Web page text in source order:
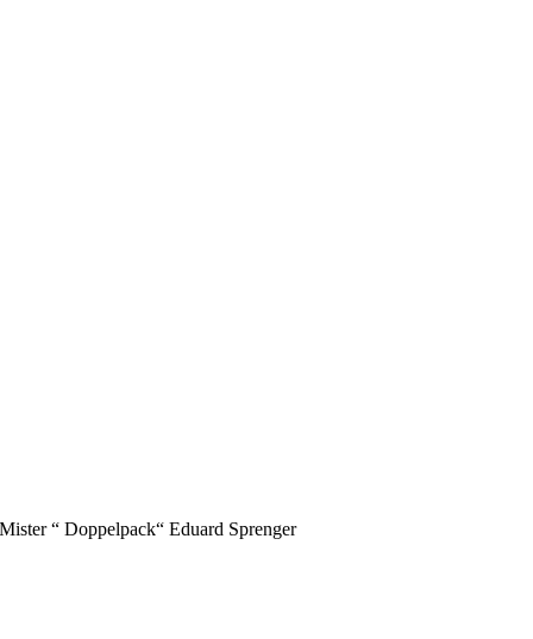
Mister “ Doppelpack“ Eduard Sprenger